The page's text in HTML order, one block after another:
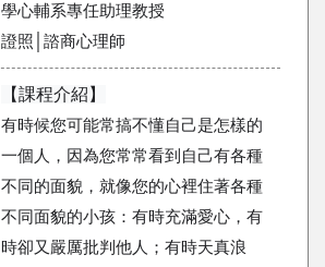
學心輔系專任助理教授
證照│諮商心理師
【課程介紹】
有時候您可能常搞不懂自己是怎樣的
一個人，因為您常常看到自己有各種
不同的面貌，就像您的心裡住著各種
不同面貌的小孩：有時充滿愛心，有
時卻又嚴厲批判他人；有時天真浪